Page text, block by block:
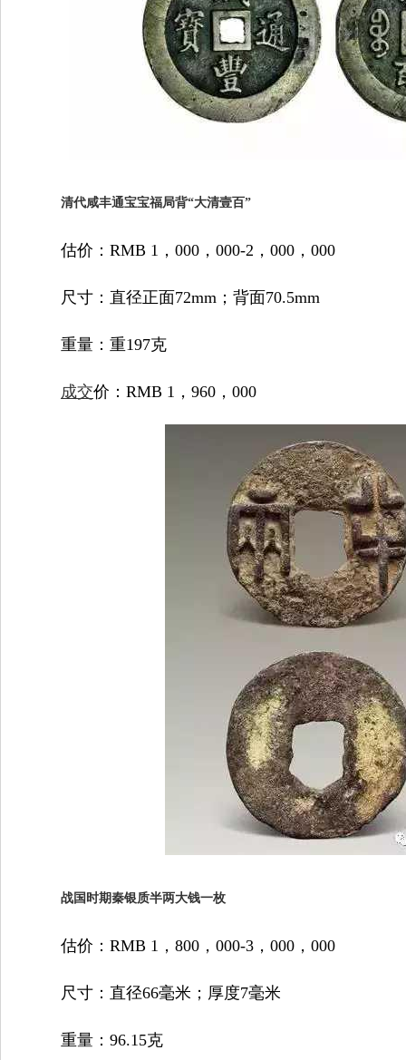
清代咸丰通宝宝福局背“大清壹百”
估价：RMB 1，000，000-2，000，000
尺寸：直径正面72mm；背面70.5mm
重量：重197克
成交价：RMB 1，960，000
战国时期秦银质半两大钱一枚
估价：RMB 1，800，000-3，000，000
尺寸：直径66毫米；厚度7毫米
重量：96.15克